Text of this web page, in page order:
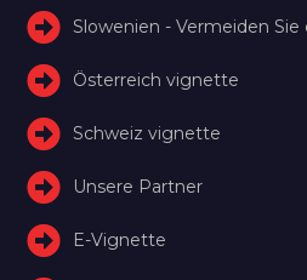
Slowenien - Vermeiden
Österreich vignette
Schweiz vignette
Unsere Partner
E-Vignette